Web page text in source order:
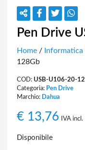
Pen Drive
Home / Informatica
128Gb
COD: USB-U106-20-
Categoria: Pen Drive
Marchio: Dahua
€ 13,76 IVA incl.
Disponibile